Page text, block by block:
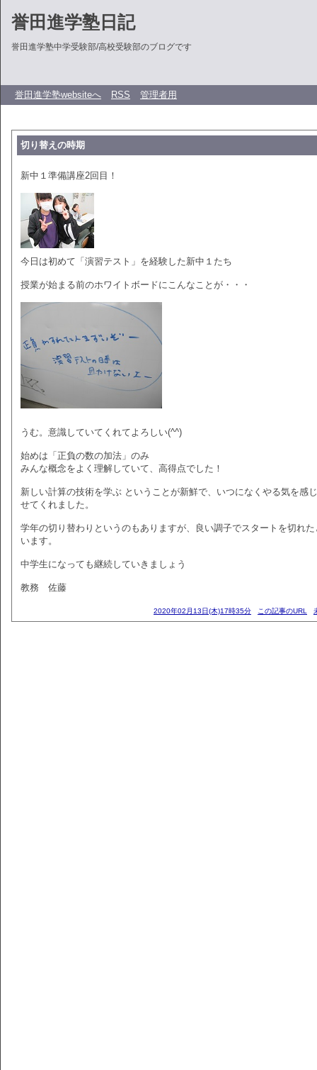
誉田進学塾日記
誉田進学塾中学受験部/高校受験部のブログです
誉田進学塾websiteへ RSS 管理者用
切り替えの時期
新中１準備講座2回目！
今日は初めて「演習テスト」を経験した新中１たち
授業が始まる前のホワイトボードにこんなことが・・・
うむ。意識していてくれてよろしい(^^)
始めは「正負の数の加法」のみ
みんな概念をよく理解していて、高得点でした！
新しい計算の技術を学ぶ ということが新鮮で、いつになくやる気を感
せてくれました。
学年の切り替わりというのもありますが、良い調子でスタートを切れた
います。
中学生になっても継続していきましょう
教務 佐藤
2020年02月13日(木)17時35分 この記事のURL